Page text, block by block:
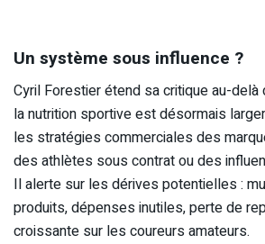
Un système sous influence ?
Cyril Forestier étend sa critique au-delà
la nutrition sportive est désormais
les stratégies commerciales des
des athlètes sous contrat ou des
Il alerte sur les dérives potentielles :
produits, dépenses inutiles, perte de
croissante sur les coureurs amateurs.